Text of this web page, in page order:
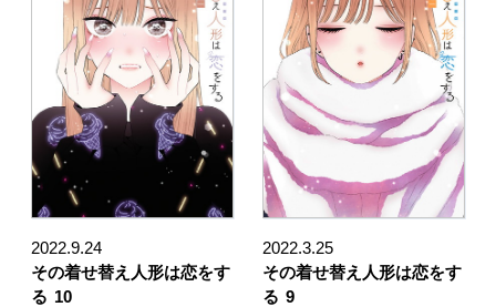
2022.9.24
その着せ替え人形は恋をす
る 10
2022.3.25
その着せ替え人形は恋をす
る 9